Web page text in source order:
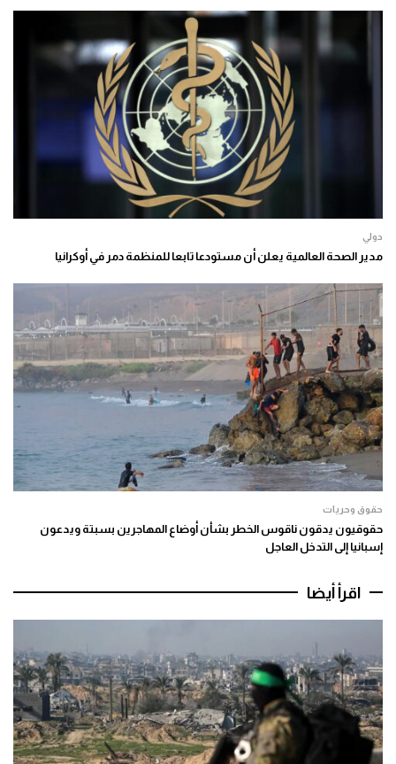
دولي
مدير الصحة العالمية يعلن أن مستودعا تابعا للمنظمة دمر في أوكرانيا
حقوق وحريات
حقوقيون يدقون ناقوس الخطر بشأن أوضاع المهاجرين بسبتة ويدعون
إسبانيا إلى التدخل العاجل
اقرأ أيضا